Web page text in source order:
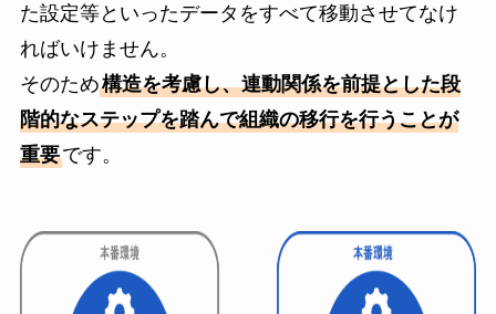
た設定等といったデータをすべて移動させてなけ
ればいけません。
そのため構造を考慮し、連動関係を前提とした段
階的なステップを踏んで組織の移行を行うことが
重要です。